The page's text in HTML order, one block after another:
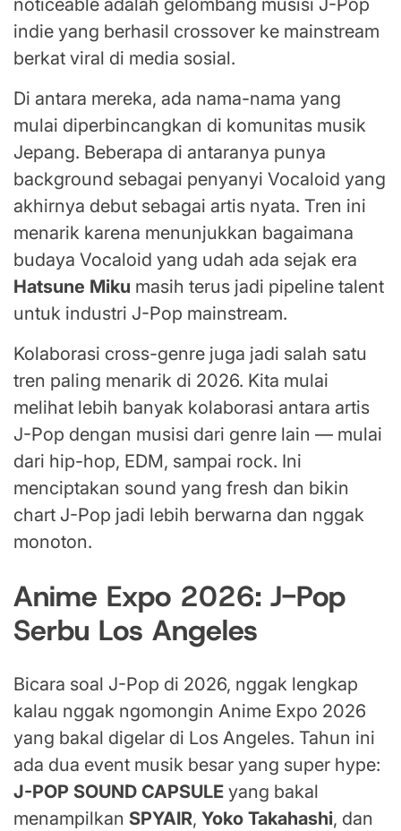
noticeable adalah gelombang musisi J-Pop
indie yang berhasil crossover ke mainstream
berkat viral di media sosial.
Di antara mereka, ada nama-nama yang
mulai diperbincangkan di komunitas musik
Jepang. Beberapa di antaranya punya
background sebagai penyanyi Vocaloid yang
akhirnya debut sebagai artis nyata. Tren ini
menarik karena menunjukkan bagaimana
budaya Vocaloid yang udah ada sejak era
Hatsune Miku masih terus jadi pipeline talent
untuk industri J-Pop mainstream.
Kolaborasi cross-genre juga jadi salah satu
tren paling menarik di 2026. Kita mulai
melihat lebih banyak kolaborasi antara artis
J-Pop dengan musisi dari genre lain — mulai
dari hip-hop, EDM, sampai rock. Ini
menciptakan sound yang fresh dan bikin
chart J-Pop jadi lebih berwarna dan nggak
monoton.
Anime Expo 2026: J-Pop
Serbu Los Angeles
Bicara soal J-Pop di 2026, nggak lengkap
kalau nggak ngomongin Anime Expo 2026
yang bakal digelar di Los Angeles. Tahun ini
ada dua event musik besar yang super hype:
J-POP SOUND CAPSULE yang bakal
menampilkan SPYAIR, Yoko Takahashi, dan